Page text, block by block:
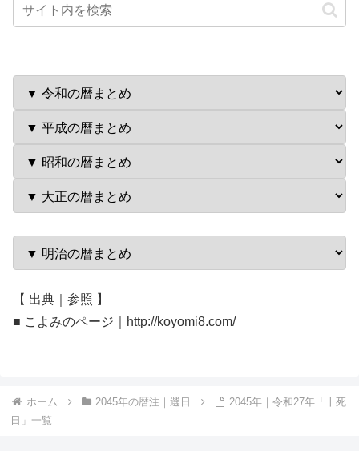
【 出典｜参照 】
■ こよみのページ｜http://koyomi8.com/
ホーム 2045年の暦注｜選日
2045年｜令和27年「十死
日」一覧